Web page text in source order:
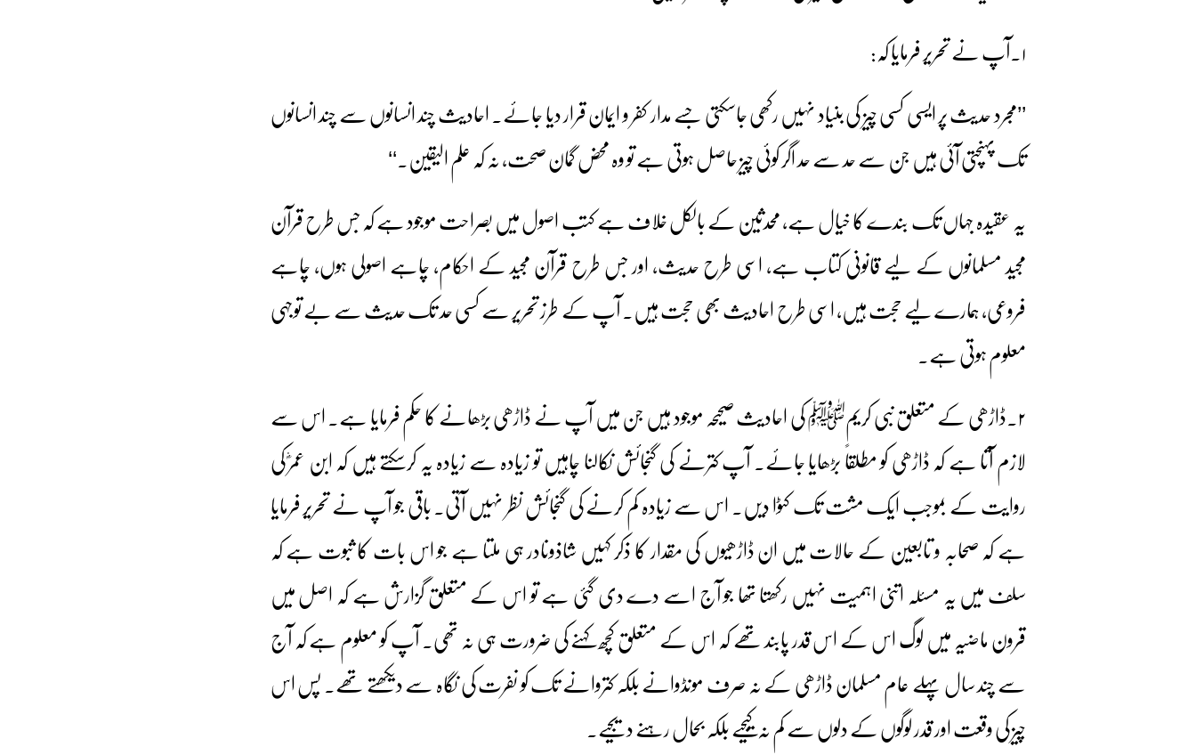
۱۔آپ نے تحریر فرمایا کہ:
’’مجرد حدیث پر ایسی کسی چیز کی بنیاد نہیں رکھی جاسکتی جسے مدار کفر و ایمان قرار دیا جائے۔ احادیث چند انسانوں سے چند انسانوں
تک پہنچتی آئی ہیں جن سے حد سے حد اگر کوئی چیز حاصل ہوتی ہے تو وہ محض گمان صحت، نہ کہ علم الیقین۔‘‘
یہ عقیدہ جہاں تک بندے کا خیال ہے، محدثین کے بالکل خلاف ہے کتب اصول میں بصراحت موجود ہے کہ جس طرح قرآن
مجید مسلمانوں کے لیے قانونی کتاب ہے، اسی طرح حدیث، اور جس طرح قرآن مجید کے احکام، چاہے اصولی ہوں، چاہے
فروعی، ہمارے لیے حجت ہیں، اسی طرح احادیث بھی حجت ہیں۔ آپ کے طرز تحریر سے کسی حد تک حدیث سے بے توجہی
معلوم ہوتی ہے۔
۲۔ڈاڑھی کے متعلق نبی کریمﷺ کی احادیث صحیحہ موجود ہیں جن میں آپ نے ڈاڑھی بڑھانے کا حکم فرمایا ہے۔ اس سے
لازم آتا ہے کہ ڈاڑھی کو مطلقاً بڑھایا جائے۔ آپ کترنے کی گنجائش نکالنا چاہیں تو زیادہ سے زیادہ یہ کرسکتے ہیں کہ ابن عمرؓ کی
روایت کے بموجب ایک مشت تک کٹوا دیں۔ اس سے زیادہ کم کرنے کی گنجائش نظر نہیں آتی۔ باقی جو آپ نے تحریر فرمایا
ہے کہ صحابہ و تابعین کے حالات میں ان ڈاڑھیوں کی مقدار کا ذکر کہیں شاذونادر ہی ملتا ہے جو اس بات کا ثبوت ہے کہ
سلف میں یہ مسئلہ اتنی اہمیت نہیں رکھتا تھا جو آج اسے دے دی گئی ہے تو اس کے متعلق گزارش ہے کہ اصل میں
قرون ماضیہ میں لوگ اس کے اس قدر پابند تھے کہ اس کے متعلق کچھ کہنے کی ضرورت ہی نہ تھی۔ آپ کو معلوم ہے کہ آج
سے چند سال پہلے عام مسلمان ڈاڑھی کے نہ صرف مونڈوانے بلکہ کتروانے تک کو نفرت کی نگاہ سے دیکھتے تھے۔ پس اس
چیز کی وقعت اور قدر لوگوں کے دلوں سے کم نہ کیجیے بلکہ بحال رہنے دیجیے۔